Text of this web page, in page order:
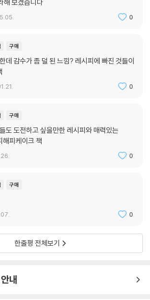
해 보겠습니다
0
구매
데 감수가 좀 덜 된 느낌? 레시피에 빠진 것들이
0
구매
도 도전하고 싶을만한 레시피와 매력있는
해피케이크 책
0
구매
0
한줄평 전체보기
내